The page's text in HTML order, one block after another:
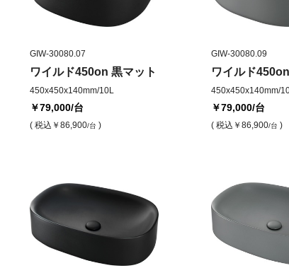
GIW-30080.07
ワイルド450on 黒マット
450x450x140mm/10L
￥79,000/台
( 税込 ￥86,900/台 )
GIW-30080.09
ワイルド
450x450x140mm/
￥79,000/台
( 税込 ￥86,900/台 )